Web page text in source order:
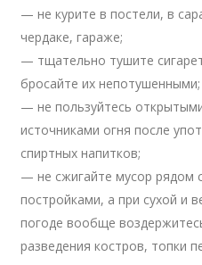
— не курите в постели, в
чердаке, гараже;
— тщательно тушите
бросайте их непотушенными;
— не пользуйтесь
источниками огня после
спиртных напитков;
— не сжигайте мусор рядом
постройками, а при сухой и
погоде вообще
разведения костров, топки